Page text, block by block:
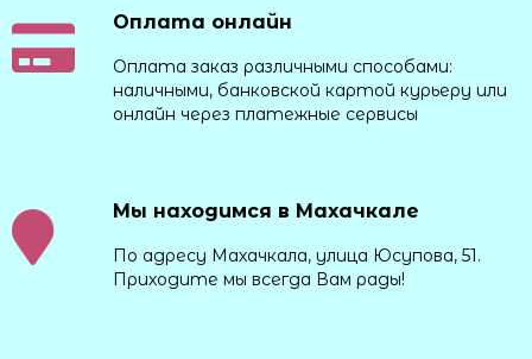
Оплата онлайн
Оплата заказ различными способами:
наличными, банковской картой курьеру или
онлайн через платежные сервисы
Мы находимся в Махачкале
По адресу Махачкала, улица Юсупова, 51.
Приходите мы всегда Вам рады!